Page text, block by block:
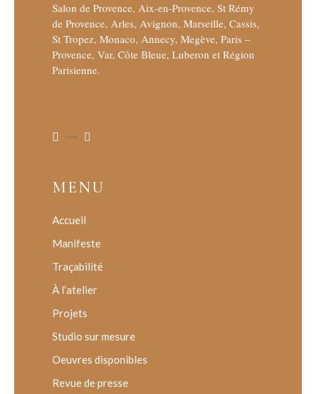
Salon de Provence, Aix-en-Provence, St Rémy
de Provence, Arles, Avignon, Marseille, Cassis,
St Tropez, Monaco, Annecy, Megève, Paris –
Provence, Var, Côte Bleue, Luberon et Région
Parisienne.
MENU
Accueil
Manifeste
Traçabilité
À l’atelier
Projets
Studio sur mesure
Oeuvres disponibles
Revue de presse